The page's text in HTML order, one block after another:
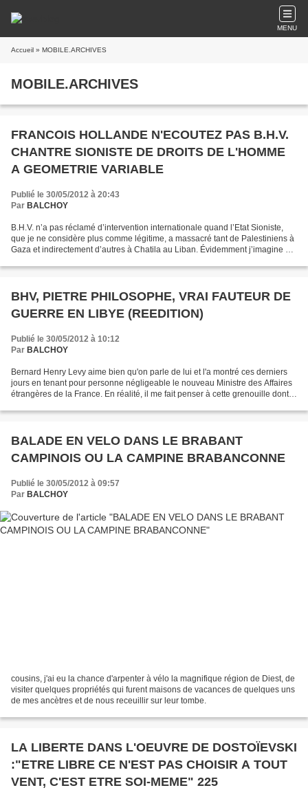
MENU
Accueil » MOBILE.ARCHIVES
MOBILE.ARCHIVES
FRANCOIS HOLLANDE N'ECOUTEZ PAS B.H.V.
CHANTRE SIONISTE DE DROITS DE L'HOMME
A GEOMETRIE VARIABLE
Publié le 30/05/2012 à 20:43
Par BALCHOY
B.H.V. n’a pas réclamé d’intervention internationale quand l’Etat Sioniste,
que je ne considère plus comme légitime, a massacré tant de Palestiniens à
Gaza et indirectement d’autres à Chatila au Liban. Évidemment j’imagine sa
BHV, PIETRE PHILOSOPHE, VRAI FAUTEUR DE
GUERRE EN LIBYE (REEDITION)
Publié le 30/05/2012 à 10:12
Par BALCHOY
Bernard Henry Levy aime bien qu'on parle de lui et l'a montré ces derniers
jours en tenant pour personne négligeable le nouveau Ministre des Affaires
étrangères de la France. En réalité, il me fait penser à cette grenouille dont
BALADE EN VELO DANS LE BRABANT
CAMPINOIS OU LA CAMPINE BRABANCONNE
Publié le 30/05/2012 à 09:57
Par BALCHOY
cousins, j'ai eu la chance d'arpenter à vélo la magnifique région de Diest, de
visiter quelques propriétés qui furent maisons de vacances de quelques uns
de mes ancètres et de nous receuillir sur leur tombe.
LA LIBERTE DANS L'OEUVRE DE DOSTOÏEVSKI
:"ETRE LIBRE CE N'EST PAS CHOISIR A TOUT
VENT, C'EST ETRE SOI-MEME" 225